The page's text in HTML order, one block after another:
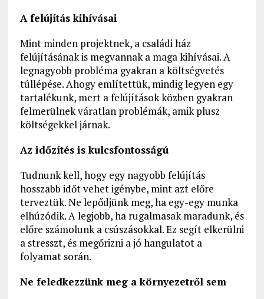
A felújítás kihívásai
Mint minden projektnek, a családi ház
felújításának is megvannak a maga kihívásai. A
legnagyobb probléma gyakran a költségvetés
túllépése. Ahogy említettük, mindig legyen egy
tartalékunk, mert a felújítások közben gyakran
felmerülnek váratlan problémák, amik plusz
költségekkel járnak.
Az időzítés is kulcsfontosságú
Tudnunk kell, hogy egy nagyobb felújítás
hosszabb időt vehet igénybe, mint azt előre
terveztük. Ne lepődjünk meg, ha egy-egy munka
elhúzódik. A legjobb, ha rugalmasak maradunk, és
előre számolunk a csúszásokkal. Ez segít elkerülni
a stresszt, és megőrizni a jó hangulatot a
folyamat során.
Ne feledkezzünk meg a környezetről sem